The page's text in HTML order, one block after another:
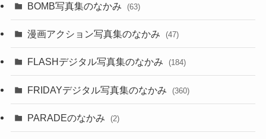
BOMB写真集のなかみ (63)
漫画アクション写真集のなかみ (47)
FLASHデジタル写真集のなかみ (184)
FRIDAYデジタル写真集のなかみ (360)
PARADEのなかみ (2)